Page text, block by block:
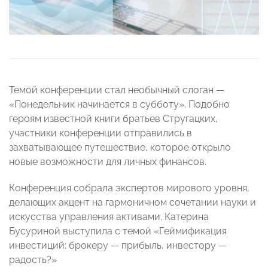
Темой конференции стал необычный слоган —
«Понедельник начинается в субботу». Подобно
героям известной книги братьев Стругацких,
участники конференции отправились в
захватывающее путешествие, которое открыло
новые возможности для личных финансов.
Конференция собрала экспертов мирового уровня,
делающих акцент на гармоничном сочетании науки и
искусства управления активами. Катерина
Бусуриной выступила с темой «Геймификация
инвестиций: брокеру — прибыль, инвестору —
радость?»